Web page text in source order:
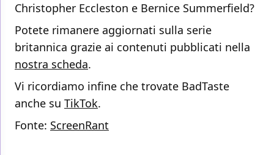
Christopher Eccleston e Bernice Summerfield?
Potete rimanere aggiornati sulla serie
britannica grazie ai contenuti pubblicati nella
nostra scheda.
Vi ricordiamo infine che trovate BadTaste
anche su TikTok.
Fonte: ScreenRant